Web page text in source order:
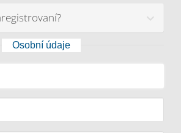
Osobní údaje